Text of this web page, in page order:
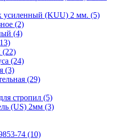
усиленный (KUU) 2 мм. (5)
(2)
(4)
(22)
(24)
(3)
(29)
стропил (5)
(US) 2мм (3)
74 (10)